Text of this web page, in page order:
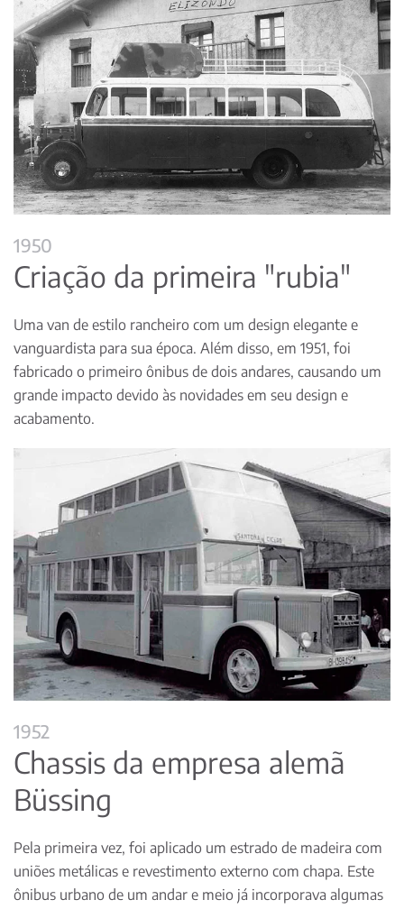
1950
Criação da primeira "rubia"
Uma van de estilo rancheiro com um design elegante e
vanguardista para sua época. Além disso, em 1951, foi
fabricado o primeiro ônibus de dois andares, causando um
grande impacto devido às novidades em seu design e
acabamento.
1952
Chassis da empresa alemã
Büssing
Pela primeira vez, foi aplicado um estrado de madeira com
uniões metálicas e revestimento externo com chapa. Este
ônibus urbano de um andar e meio já incorporava algumas